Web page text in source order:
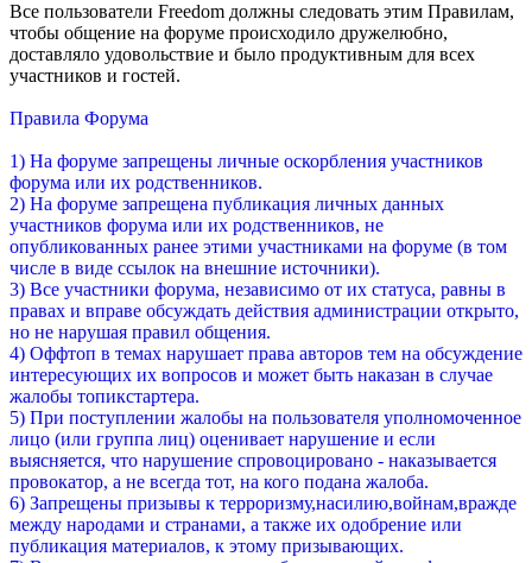
Все пользователи Freedom должны следовать этим Правилам,
чтобы общение на форуме происходило дружелюбно,
доставляло удовольствие и было продуктивным для всех
участников и гостей.
Правила Форума
1) На форуме запрещены личные оскорбления участников
форума или их родственников.
2) На форуме запрещена публикация личных данных
участников форума или их родственников, не
опубликованных ранее этими участниками на форуме (в том
числе в виде ссылок на внешние источники).
3) Все участники форума, независимо от их статуса, равны в
правах и вправе обсуждать действия администрации открыто,
но не нарушая правил общения.
4) Оффтоп в темах нарушает права авторов тем на обсуждение
интересующих их вопросов и может быть наказан в случае
жалобы топикстартера.
5) При поступлении жалобы на пользователя уполномоченное
лицо (или группа лиц) оценивает нарушение и если
выясняется, что нарушение спровоцировано - наказывается
провокатор, а не всегда тот, на кого подана жалоба.
6) Запрещены призывы к терроризму,насилию,войнам,вражде
между народами и странами, а также их одобрение или
публикация материалов, к этому призывающих.